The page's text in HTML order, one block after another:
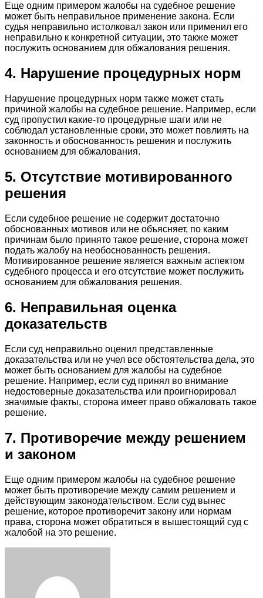
Еще одним примером жалобы на судебное решение
может быть неправильное применение закона. Если
судья неправильно истолковал закон или применил его
неправильно к конкретной ситуации, это также может
послужить основанием для обжалования решения.
4. Нарушение процедурных норм
Нарушение процедурных норм также может стать
причиной жалобы на судебное решение. Например, если
суд пропустил какие-то процедурные шаги или не
соблюдал установленные сроки, это может повлиять на
законность и обоснованность решения и послужить
основанием для обжалования.
5. Отсутствие мотивированного
решения
Если судебное решение не содержит достаточно
обоснованных мотивов или не объясняет, по каким
причинам было принято такое решение, сторона может
подать жалобу на необоснованность решения.
Мотивированное решение является важным аспектом
судебного процесса и его отсутствие может послужить
основанием для обжалования решения.
6. Неправильная оценка
доказательств
Если суд неправильно оценил представленные
доказательства или не учел все обстоятельства дела, это
может быть основанием для жалобы на судебное
решение. Например, если суд принял во внимание
недостоверные доказательства или проигнорировал
значимые факты, сторона имеет право обжаловать такое
решение.
7. Противоречие между решением
и законом
Еще одним примером жалобы на судебное решение
может быть противоречие между самим решением и
действующим законодательством. Если суд вынес
решение, которое противоречит закону или нормам
права, сторона может обратиться в вышестоящий суд с
жалобой на это решение.